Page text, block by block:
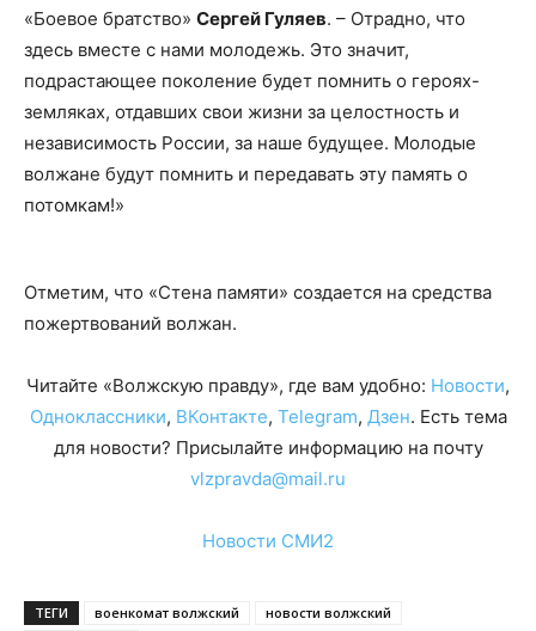
«Боевое братство» Сергей Гуляев. – Отрадно, что
здесь вместе с нами молодежь. Это значит,
подрастающее поколение будет помнить о героях-
земляках, отдавших свои жизни за целостность и
независимость России, за наше будущее. Молодые
волжане будут помнить и передавать эту память о
потомкам!»
Отметим, что «Стена памяти» создается на средства
пожертвований волжан.
Читайте «Волжскую правду», где вам удобно: Новости,
Одноклассники, ВКонтакте, Telegram, Дзен. Есть тема
для новости? Присылайте информацию на почту
vlzpravda@mail.ru
Новости СМИ2
ТЕГИ военкомат волжский
новости волжский